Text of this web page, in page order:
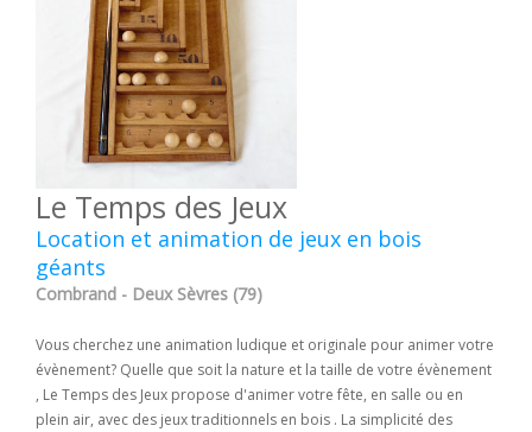
Le Temps des Jeux
Location et animation de jeux en bois
géants
Combrand - Deux Sèvres (79)
Vous cherchez une animation ludique et originale pour animer votre
évènement? Quelle que soit la nature et la taille de votre évènement
, Le Temps des Jeux propose d'animer votre fête, en salle ou en
plein air, avec des jeux traditionnels en bois . La simplicité des